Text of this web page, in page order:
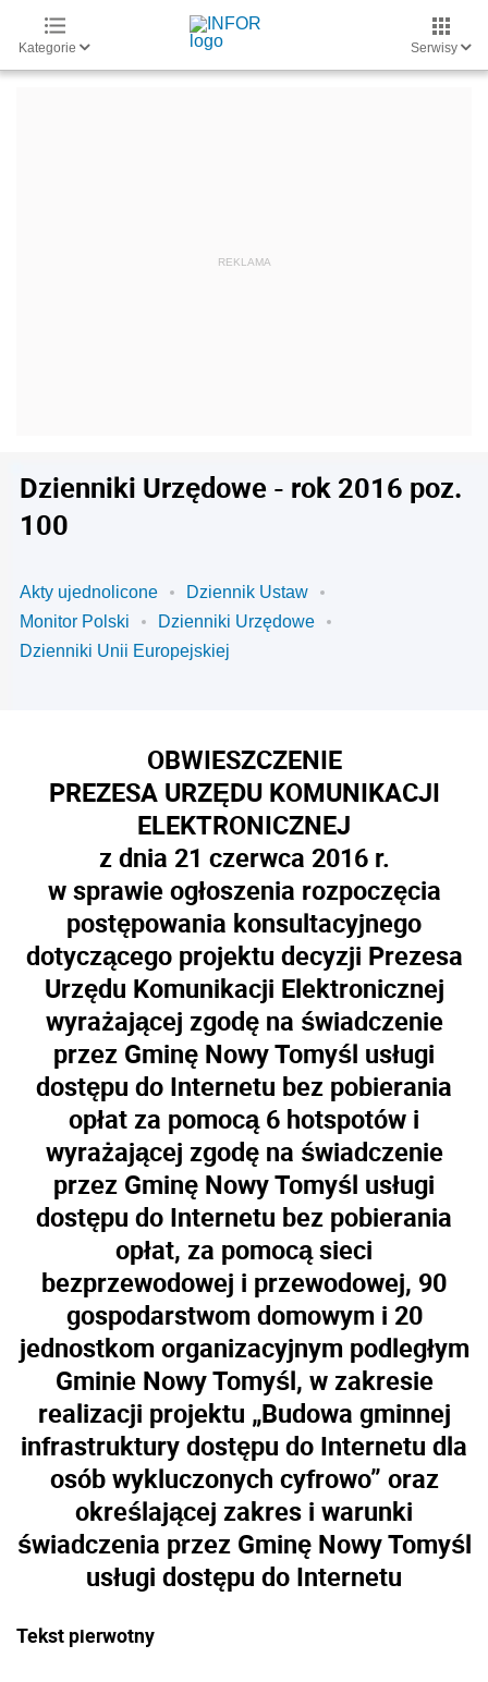
Kategorie Serwisy
Dzienniki Urzędowe - rok 2016 poz.
100
Akty ujednolicone
Dziennik Ustaw
Monitor Polski
Dzienniki Urzędowe
Dzienniki Unii Europejskiej
OBWIESZCZENIE
PREZESA URZĘDU KOMUNIKACJI
ELEKTRONICZNEJ
z dnia 21 czerwca 2016 r.
w sprawie ogłoszenia rozpoczęcia
postępowania konsultacyjnego
dotyczącego projektu decyzji Prezesa
Urzędu Komunikacji Elektronicznej
wyrażającej zgodę na świadczenie
przez Gminę Nowy Tomyśl usługi
dostępu do Internetu bez pobierania
opłat za pomocą 6 hotspotów i
wyrażającej zgodę na świadczenie
przez Gminę Nowy Tomyśl usługi
dostępu do Internetu bez pobierania
opłat, za pomocą sieci
bezprzewodowej i przewodowej, 90
gospodarstwom domowym i 20
jednostkom organizacyjnym podległym
Gminie Nowy Tomyśl, w zakresie
realizacji projektu „Budowa gminnej
infrastruktury dostępu do Internetu dla
osób wykluczonych cyfrowo” oraz
określającej zakres i warunki
świadczenia przez Gminę Nowy Tomyśl
usługi dostępu do Internetu
Tekst pierwotny